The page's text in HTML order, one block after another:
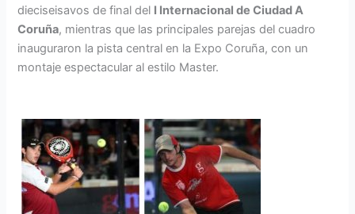
dieciseisavos de final del I Internacional de Ciudad A
Coruña, mientras que las principales parejas del cuadro
inauguraron la pista central en la Expo Coruña, con un
montaje espectacular al estilo Master.